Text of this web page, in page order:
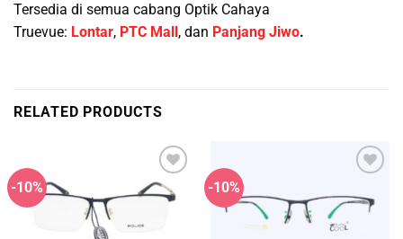
Tersedia di semua cabang Optik Cahaya
Truevue: Lontar, PTC Mall , dan Panjang Jiwo.
RELATED PRODUCTS
-10% -10%